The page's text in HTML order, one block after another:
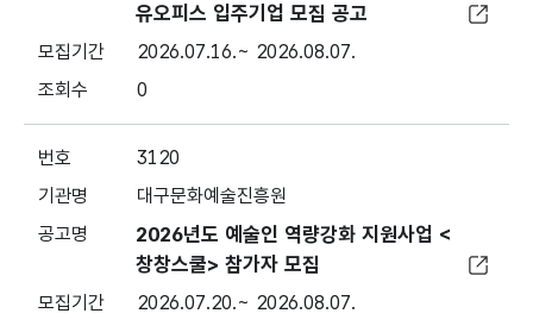
유오피스 입주기업 모집 공고
2026.07.16.~ 2026.08.07.
0
3120
대구문화예술진흥원
2026년도 예술인 역량강화 지원사업 <
창창스쿨> 참가자 모집
2026.07.20.~ 2026.08.07.